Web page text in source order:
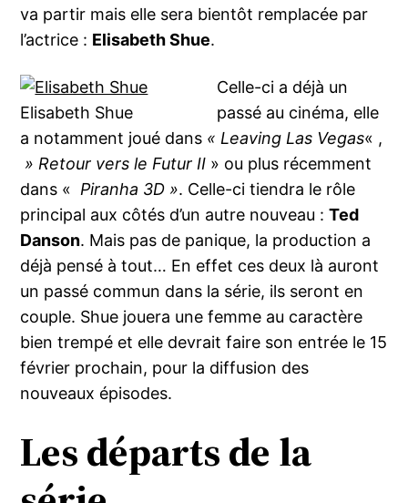
va partir mais elle sera bientôt remplacée par
l’actrice : Elisabeth Shue.
Elisabeth Shue
Celle-ci a déjà un
passé au cinéma, elle
a notamment joué dans « Leaving Las Vegas« ,
» Retour vers le Futur II » ou plus récemment
dans « Piranha 3D ». Celle-ci tiendra le rôle
principal aux côtés d’un autre nouveau :Ted
Danson. Mais pas de panique, la production a
déjà pensé à tout… En effet ces deux là auront
un passé commun dans la série, ils seront en
couple. Shue jouera une femme au caractère
bien trempé et elle devrait faire son entrée le 15
février prochain, pour la diffusion des
nouveaux épisodes.
Les départs de la